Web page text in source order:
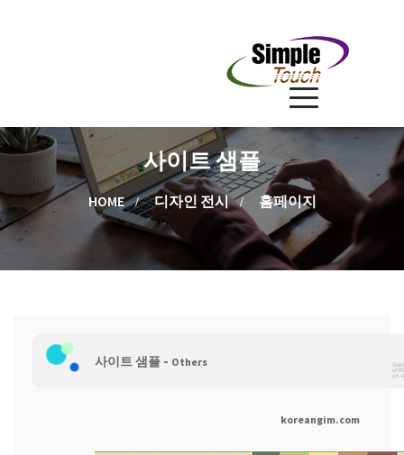
사이트 샘플
HOME 디자인 전시 홈페이지
사이트 샘플 - Others
koreangim.com